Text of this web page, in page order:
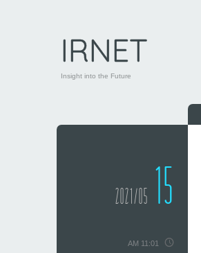
IRNET
Insight into the Future
2021/05 15
AM 11:01